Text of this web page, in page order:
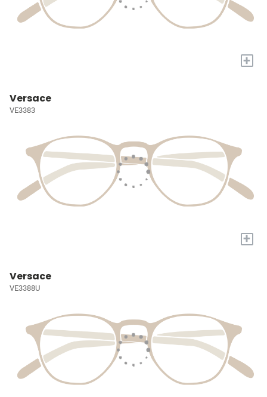
+
Versace
VE3383
+
Versace
VE3388U